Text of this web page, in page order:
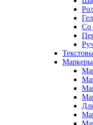
Со
Маркеры